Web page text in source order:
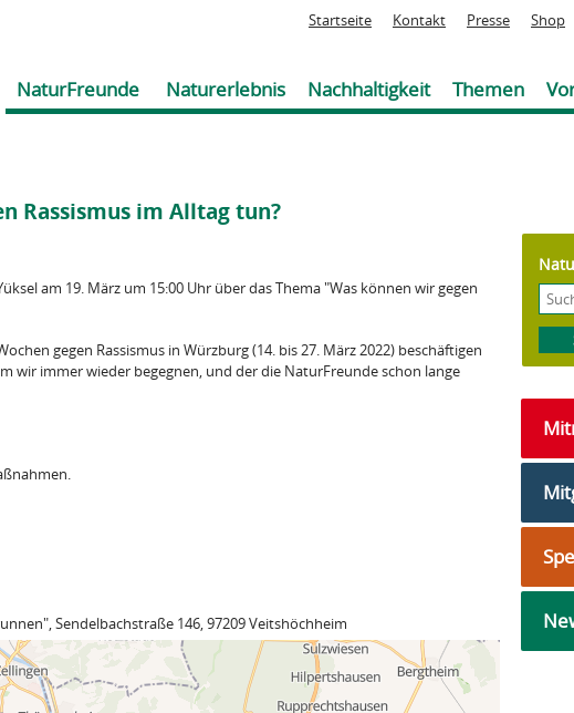
Jump to navigation
Startseite Kontakt Presse Shop
NaturFreunde Naturerlebnis Nachhaltigkeit Themen
Rassismus im Alltag tun?
am 19. März um 15:00 Uhr über das Thema "Was können wir gegen
gegen Rassismus in Würzburg (14. bis 27. März 2022) beschäftigen
wir immer wieder begegnen, und der die NaturFreunde schon lange
Sendelbachstraße 146, 97209 Veitshöchheim